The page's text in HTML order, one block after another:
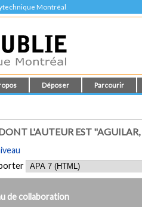
Montréal
Déposer Parcourir
L'AUTEUR EST "AGUILAR,
de collaboration